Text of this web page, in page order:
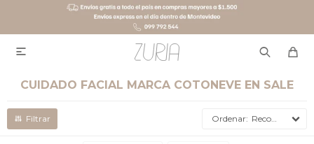

CUIDADO FACIAL MARCA COTONEVE EN SALE
Recomendados